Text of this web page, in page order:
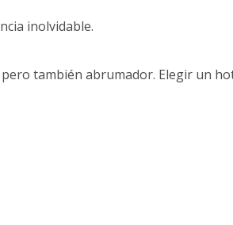
inolvidable.
también abrumador. Elegir un